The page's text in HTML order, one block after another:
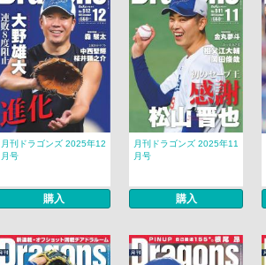
月刊ドラゴンズ 2025年12
月号
購入
月刊ドラゴンズ 2025年11
月号
購入